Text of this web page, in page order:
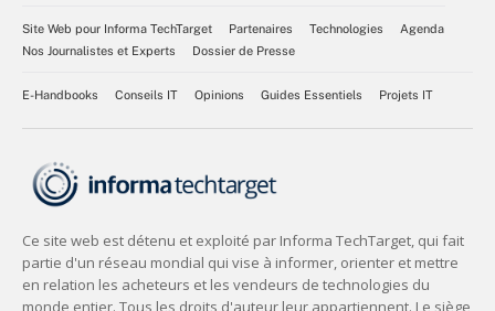
Site Web pour Informa TechTarget Partenaires Technologies
Agenda
Nos Journalistes et Experts
Dossier de Presse
E-Handbooks Conseils IT Opinions Guides Essentiels Projets IT